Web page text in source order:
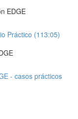
EDGE
Práctico (113:05)
- casos prácticos